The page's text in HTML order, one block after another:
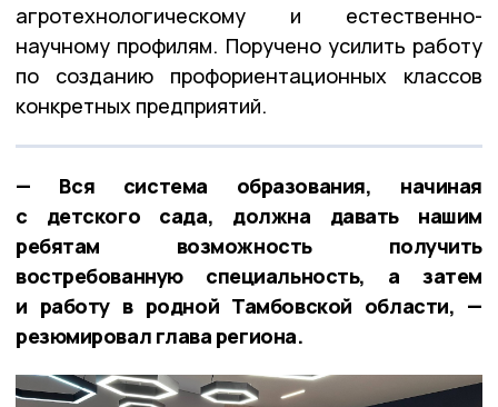
агротехнологическому и естественно-
научному профилям. Поручено усилить работу
по созданию профориентационных классов
конкретных предприятий.
— Вся система образования, начиная
с детского сада, должна давать нашим
ребятам возможность получить
востребованную специальность, а затем
и работу в родной Тамбовской области, —
резюмировал глава региона.